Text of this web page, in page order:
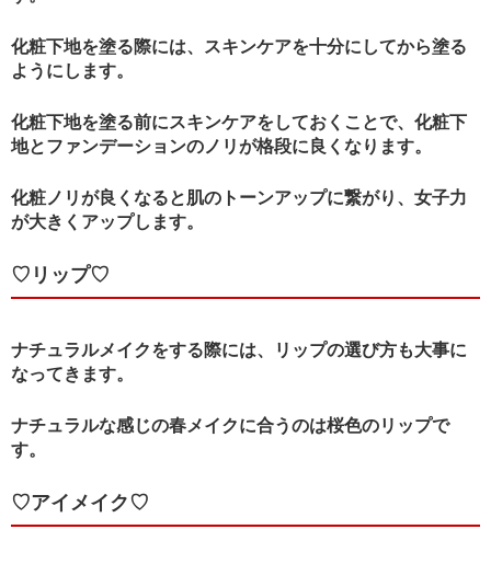
化粧下地を塗る際には、スキンケアを十分にしてから塗る
ようにします。
化粧下地を塗る前にスキンケアをしておくことで、化粧下
地とファンデーションのノリが格段に良くなります。
化粧ノリが良くなると肌のトーンアップに繋がり、女子力
が大きくアップします。
♡リップ♡
ナチュラルメイクをする際には、リップの選び方も大事に
なってきます。
ナチュラルな感じの春メイクに合うのは桜色のリップで
す。
♡アイメイク♡